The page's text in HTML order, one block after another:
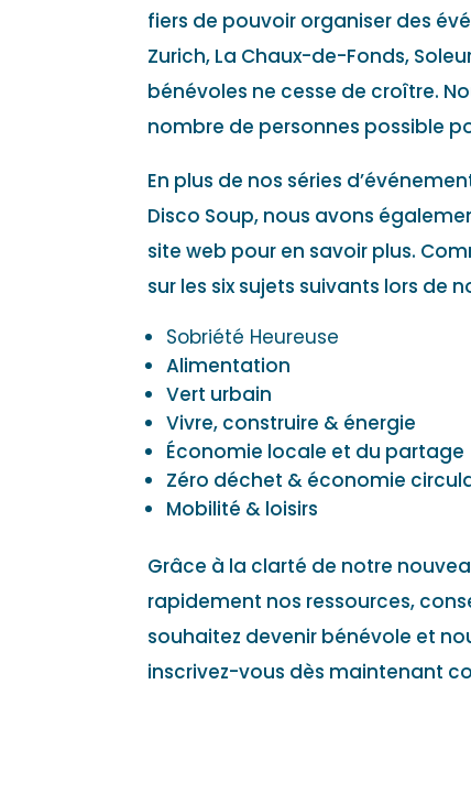
fiers de pouvoir organiser des
Zurich, La Chaux-de-Fonds,
bénévoles ne cesse de croître.
nombre de personnes possible
En plus de nos séries
Disco Soup, nous avons
site web pour en savoir plus.
sur les six sujets suivants lors de
Sobriété Heureuse
Alimentation
Vert urbain
Vivre, construire & énergie
Économie locale et du partage
Zéro déchet & économie
Mobilité & loisirs
Grâce à la clarté de notre
rapidement nos ressources,
souhaitez devenir bénévole et
inscrivez-vous dès maintenant